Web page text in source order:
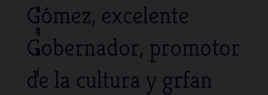
a
q
u
í
Gómez, excelente
Gobernador, promotor
de la cultura y grfan